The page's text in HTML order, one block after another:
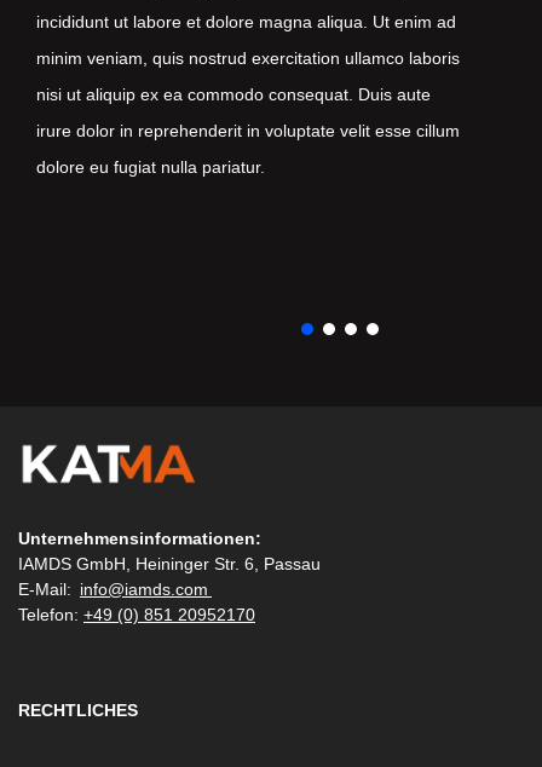
incididunt ut labore et dolore magna aliqua. Ut enim ad
minim veniam, quis nostrud exercitation ullamco laboris
nisi ut aliquip ex ea commodo consequat. Duis aute
irure dolor in reprehenderit in voluptate velit esse cillum
dolore eu fugiat nulla pariatur.
Unternehmensinformationen:
IAMDS GmbH, Heininger Str. 6, Passau
E-Mail: info@iamds.com
Telefon: +49 (0) 851 20952170
RECHTLICHES